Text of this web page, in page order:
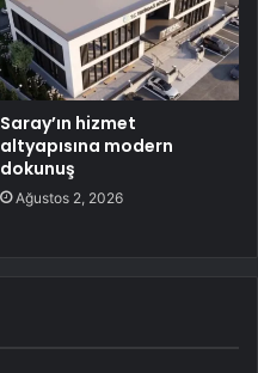
Saray’ın hizmet
altyapısına modern
dokunuş
Ağustos 2, 2026